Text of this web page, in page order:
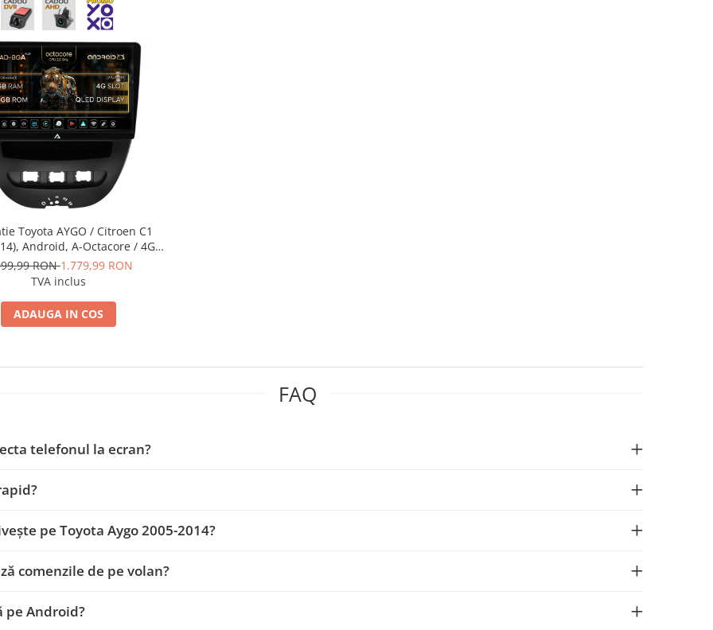
Toyota AYGO / Citroen C1
Android, A-Octacore / 4GB
64GB ROM, 10.1 Inch - AD-
BGA9004+AD-BGRKIT099
RON1.779,99 RON
TVA inclus
ADAUGA IN COS
FAQ
telefonul la ecran?
pe Toyota Aygo 2005-2014?
comenzile de pe volan?
pe Android?